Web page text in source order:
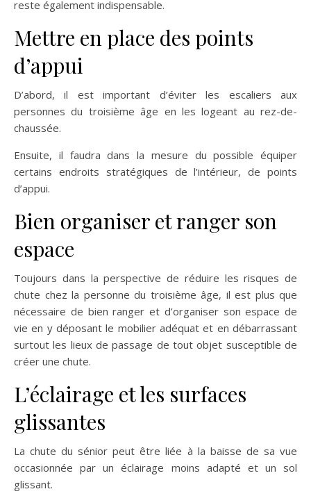
reste également indispensable.
Mettre en place des points
d’appui
D’abord, il est important d’éviter les escaliers aux
personnes du troisième âge en les logeant au rez-de-
chaussée.
Ensuite, il faudra dans la mesure du possible équiper
certains endroits stratégiques de l’intérieur, de points
d’appui.
Bien organiser et ranger son
espace
Toujours dans la perspective de réduire les risques de
chute chez la personne du troisième âge, il est plus que
nécessaire de bien ranger et d’organiser son espace de
vie en y déposant le mobilier adéquat et en débarrassant
surtout les lieux de passage de tout objet susceptible de
créer une chute.
L’éclairage et les surfaces
glissantes
La chute du sénior peut être liée à la baisse de sa vue
occasionnée par un éclairage moins adapté et un sol
glissant.